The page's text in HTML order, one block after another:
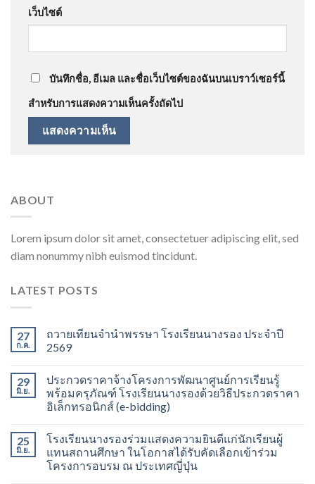
เว็บไซต์
บันทึกชื่อ, อีเมล และชื่อเว็บไซต์ของฉันบนเบราว์เซอร์นี้
สำหรับการแสดงความเห็นครั้งถัดไป
ABOUT
Lorem ipsum dolor sit amet, consectetuer adipiscing elit, sed
diam nonummy nibh euismod tincidunt.
LATEST POSTS
27
ก.ค.
ถวายเทียนจำนำพรรษา โรงเรียนนางรอง ประจำปี
2569
29
มิ.ย.
ประกวดราคาจ้างโครงการพัฒนาศูนย์การเรียนรู้
พร้อมครุภัณฑ์ โรงเรียนนางรองด้วยวิธีประกวดราคา
อิเล็กทรอนิกส์ (e-bidding)
25
มิ.ย.
โรงเรียนนางรองร่วมแสดงความยินดีแก่นักเรียนผู้
แทนสถานศึกษา ในโอกาสได้รับคัดเลือกเข้าร่วม
โครงการอบรม ณ ประเทศญี่ปุ่น